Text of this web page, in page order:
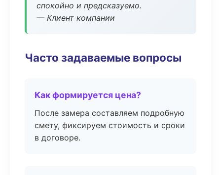
спокойно и предсказуемо.
— Клиент компании
Часто задаваемые вопросы
Как формируется цена?
После замера составляем подробную
смету, фиксируем стоимость и сроки
в договоре.